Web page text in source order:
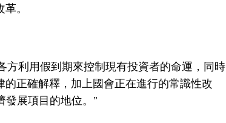
。
方利用假到期來控制現有投資者的命運，同時
正確解釋，加上國會正在進行的常識性改
展項目的地位。”